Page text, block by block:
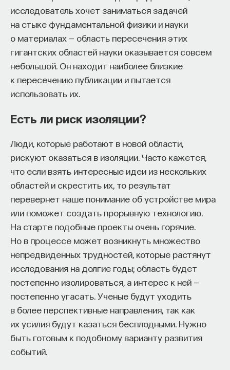
исследователь хочет заниматься задачей
на стыке фундаментальной физики и науки
о материалах — область пересечения этих
гигантских областей науки оказывается совсем
небольшой. Он находит наиболее близкие
к пересечению публикации и пытается
использовать их.
Есть ли риск изоляции?
Люди, которые работают в новой области,
рискуют оказаться в изоляции. Часто кажется,
что если взять интересные идеи из нескольких
областей и скрестить их, то результат
перевернет наше понимание об устройстве мира
или поможет создать прорывную технологию.
На старте подобные проекты очень горячие.
Но в процессе может возникнуть множество
непредвиденных трудностей, которые растянут
исследования на долгие годы; область будет
постепенно изолироваться, а интерес к ней —
постепенно угасать. Ученые будут уходить
в более перспективные направления, так как
их усилия будут казаться бесплодными. Нужно
быть готовым к подобному варианту развития
событий.
это очень грустно. Я таким себя человеком
не ощущаю. Есть столько книжек, которые
я бы хотел прочитать и которые никогда
не успею прочитать. Столько фильмов,
которые я бы хотел посмотреть и никогда
не успею посмотреть. Столько людей,
с которыми я хотел бы побеседовать
и никогда не побеседую. Столько стран,
в которых я хотел бы побывать и, скорее
всего, не побываю, потому что это не очень
реалистично. Поэтому если бы мне сказали,
что я буду жить тысячу лет, я, может быть,
расслабился бы. Я бы расслабился, если бы
мы узнали, что нашли решение этой
проблемы, которое позволило бы больше
наслаждаться каждым днем.